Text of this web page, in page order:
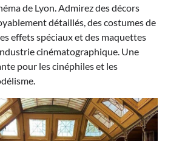
de Lyon. Admirez des décors
détaillés, des costumes de
effets spéciaux et des maquettes
cinématographique. Une
pour les cinéphiles et les